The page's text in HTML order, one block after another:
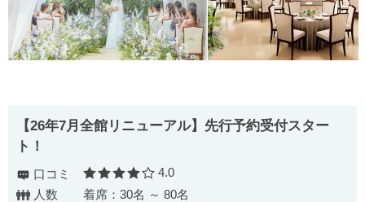
【26年7月全館リニューアル】先行予約受付スター
ト！
口コミ 口コミ評価
4.0
人数
着席：30名 ～ 80名